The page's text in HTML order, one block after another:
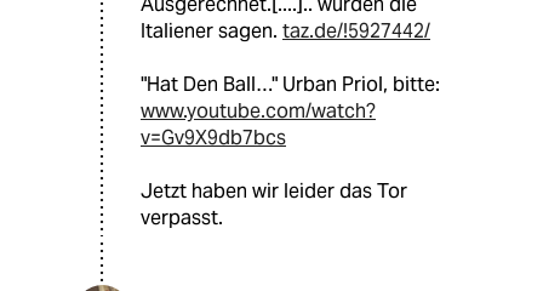
Italiener sagen. taz.de/!5927442/
"Hat Den Ball…" Urban Priol, bitte:
www.youtube.com/watch?
v=Gv9X9db7bcs
Jetzt haben wir leider das Tor
verpasst.